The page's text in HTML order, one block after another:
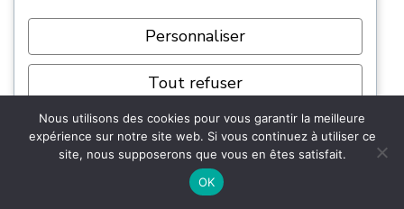
profitant du silence de roulement propre à
Le MG EHS est-il un SUV fiable pour
un achat à long terme ?
La fiabilité globale est jugée bonne par une
grande partie de la communauté des
Personnaliser
Tout refuser
Tout accepter
Nous utilisons des cookies pour vous garantir la meilleure
expérience sur notre site web. Si vous continuez à utiliser ce
site, nous supposerons que vous en êtes satisfait.
OK